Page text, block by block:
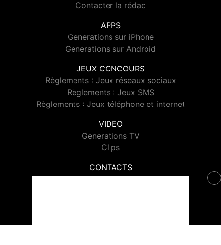
Contacter la rédac
APPS
Generations sur iPhone
Generations sur Android
JEUX CONCOURS
Règlements : Jeux réseaux sociaux
Règlements : Jeux SMS
Règlements : Jeux téléphone et internet
VIDEO
Generations TV
Clips
CONTACTS
Contacter Generations